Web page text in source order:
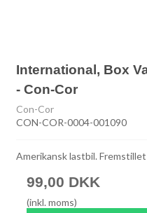
International, Box
- Con-Cor
Con-Cor
CON-COR-0004-001090
Amerikansk lastbil.
99,00 DKK
(inkl. moms)